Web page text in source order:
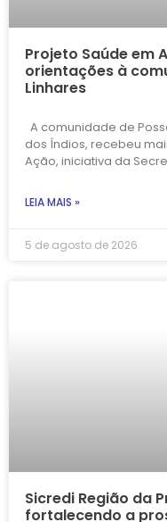
Projeto Saúde em
orientações à
Linhares
A comunidade de
dos Índios, recebeu
Ação, iniciativa da
LEIA MAIS »
5 de agosto de 2026
Sicredi Região da
fortalecendo a